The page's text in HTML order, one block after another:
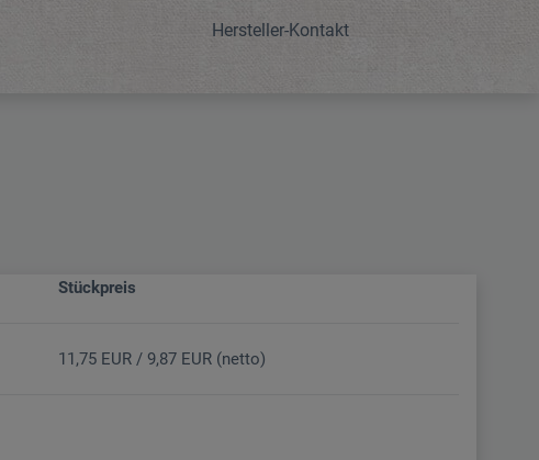
Hersteller-Kontakt
Stückpreis
11,75 EUR / 9,87 EUR (netto)